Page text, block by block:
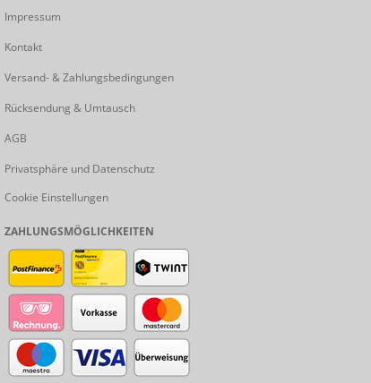
Impressum
Kontakt
Versand- & Zahlungsbedingungen
Rücksendung & Umtausch
AGB
Privatsphäre und Datenschutz
Cookie Einstellungen
ZAHLUNGSMÖGLICHKEITEN